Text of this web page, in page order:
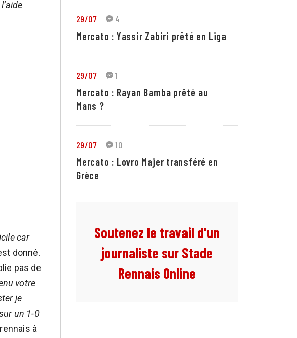
car
donné.
pas de
votre
je
un 1-0
à
29/07 4
Mercato : Yassir Zabiri prêté en Liga
29/07 1
Mercato : Rayan Bamba prêté au
Mans ?
29/07 10
Mercato : Lovro Majer transféré en
Grèce
Soutenez le travail d'un
journaliste sur Stade
Rennais Online